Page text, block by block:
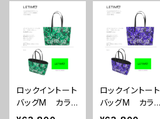
ロックイントート
バッグM カラ
ー/プロポーズグ
ロックイントート
バッグM カラ
ー/プロポーズパ